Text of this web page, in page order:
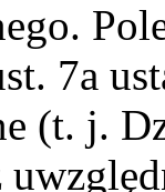
7a
(t. j.